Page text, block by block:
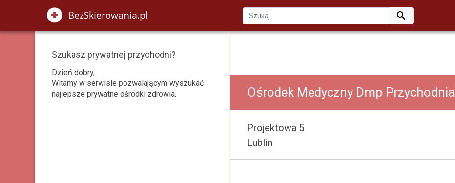

Ośrodek Medyczny Dmp Przychodnia
Projektowa 5
Lublin
Szukasz prywatnej przychodni?
Dzień dobry,
Witamy w serwisie pozwalającym wyszukać
najlepsze prywatne ośrodki zdrowia.